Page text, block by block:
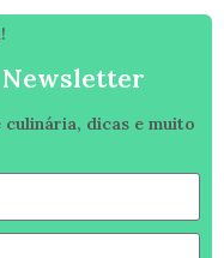
culinária, dicas e muito